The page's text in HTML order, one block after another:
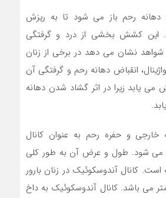
رحم باز می شود تا به ریزش
این کشش بخشی از درد و گرفتگی
نشان می دهد در برخی از زنان
انقباض دهانه رحم و گرفتگی آن
یابد زیرا در اثر گشاد شدن دهانه
خارجی و حفره رحم به عنوان کانال
می شود. طول و عرض آن به طور کلی
است. کانال آندوسکوئیک در زنان بارور
می باشد. کانال آندوسکوئیک به داخ